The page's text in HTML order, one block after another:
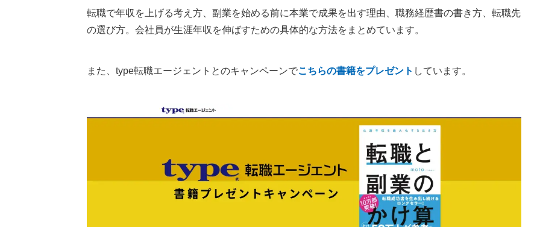
転職で年収を上げる考え方、副業を始める前に本業で成果を出す理由、職務経歴書の書き方、転職先
の選び方。会社員が生涯年収を伸ばすための具体的な方法をまとめています。
また、type転職エージェントとのキャンペーンでこちらの書籍をプレゼント しています。